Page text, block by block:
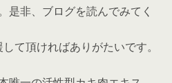
是非、ブログを読んでみてく
て頂ければありがたいです。